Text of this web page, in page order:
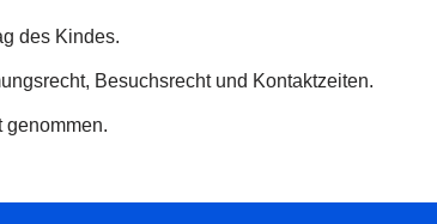
des Kindes.
Besuchsrecht und Kontaktzeiten.
genommen.